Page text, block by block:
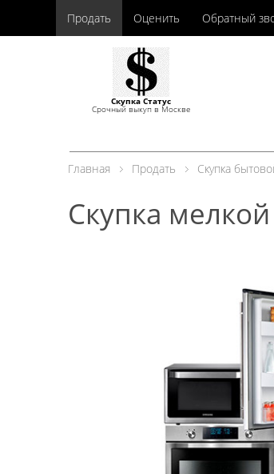
Продать Оценить Обратный
Скупка Статус
Срочный выкуп в Москве
Главная Продать Скупка
Скупка